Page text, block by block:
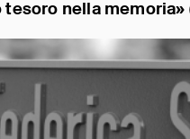
nella memoria»